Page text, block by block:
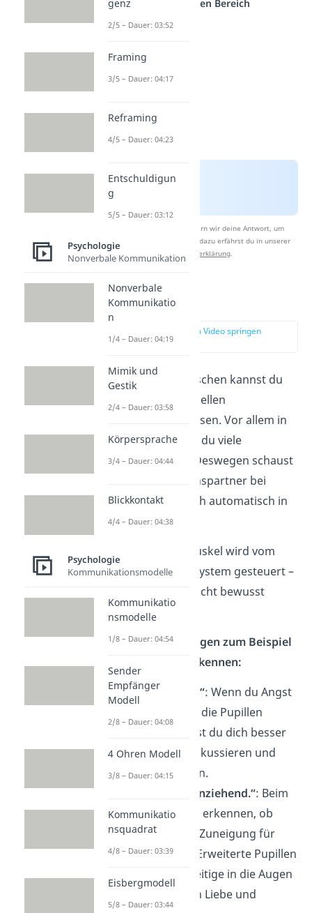
einem anderen Bereich
Nach Beantwortung speichern wir deine Antwort, um
Studyflix zu verbessern. Mehr dazu erfährst du in unserer
Datenschutzerklärung.
Mimik
zur Stelle im Video springen
(00:38)
Im Gesicht des Menschen kannst du
viel über seinen aktuellen
Gefühlszustand ablesen. Vor allem in
den Augen erkennst du viele
Emotionen wieder. Deswegen schaust
du deinem Gesprächspartner bei
einem Gespräch auch automatisch in
die Augen.
Der innere Augenmuskel wird vom
vegetativen Nervensystem gesteuert –
du kannst ihn also nicht bewusst
kontrollieren.
Du kannst in den Augen zum Beispiel
folgende Gefühle erkennen:
„Ich habe Angst.“: Wenn du Angst
hast, weiten sich die Pupillen
extrem. So kannst du dich besser
auf die Gefahr fokussieren und
schneller flüchten.
„Ich finde dich anziehend.“: Beim
Flirten kannst du erkennen, ob
dein Gegenüber Zuneigung für
dich empfindet. Erweiterte Pupillen
und das gegenseitige in die Augen
schauen drücken Liebe und
genz
2/5 – Dauer: 03:52
Framing
3/5 – Dauer: 04:17
Reframing
4/5 – Dauer: 04:23
Entschuldigun
g
5/5 – Dauer: 03:12
Psychologie
Nonverbale Kommunikation
Nonverbale
Kommunikatio
n
1/4 – Dauer: 04:19
Mimik und
Gestik
2/4 – Dauer: 03:58
Körpersprache
3/4 – Dauer: 04:44
Blickkontakt
4/4 – Dauer: 04:38
Psychologie
Kommunikationsmodelle
Kommunikatio
nsmodelle
1/8 – Dauer: 04:54
Sender
Empfänger
Modell
2/8 – Dauer: 04:08
4 Ohren Modell
3/8 – Dauer: 04:15
Kommunikatio
nsquadrat
4/8 – Dauer: 03:39
Eisbergmodell
5/8 – Dauer: 03:44